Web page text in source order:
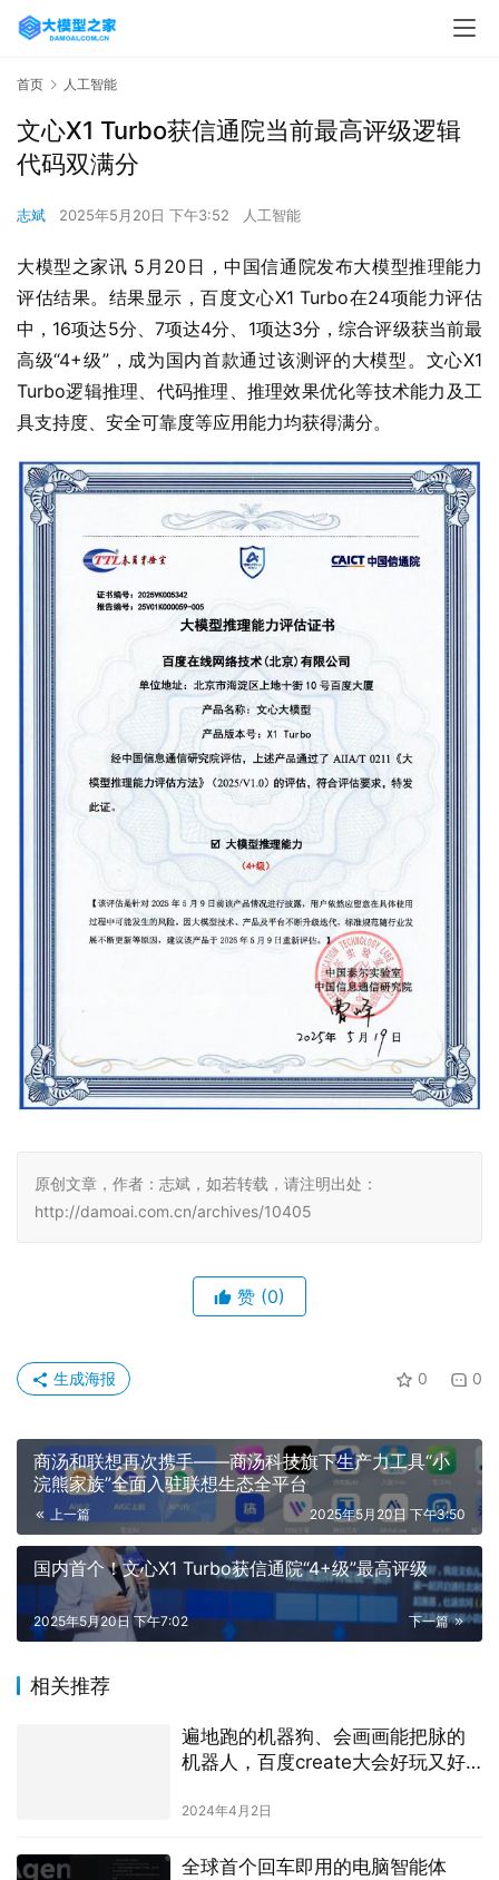
首页 人工智能
文心X1 Turbo获信通院当前最高评级逻辑
代码双满分
志斌 2025年5月20日 下午3:52 人工智能
大模型之家讯 5月20日，中国信通院发布大模型推理能力
评估结果。结果显示，百度文心X1 Turbo在24项能力评估
中，16项达5分、7项达4分、1项达3分，综合评级获当前最
高级“4+级”，成为国内首款通过该测评的大模型。文心X1
Turbo逻辑推理、代码推理、推理效果优化等技术能力及工
具支持度、安全可靠度等应用能力均获得满分。
原创文章，作者：志斌，如若转载，请注明出处：
http://damoai.com.cn/archives/10405
赞 (0)
0 0
生成海报
商汤和联想再次携手——商汤科技旗下生产力工具“小
浣熊家族”全面入驻联想生态全平台
上一篇 2025年5月20日 下午3:50
国内首个！文心X1 Turbo获信通院“4+级”最高评级
下一篇
2025年5月20日 下午7:02
相关推荐
遍地跑的机器狗、会画画能把脉的
机器人，百度create大会好玩又好
2024年4月2日
全球首个回车即用的电脑智能体